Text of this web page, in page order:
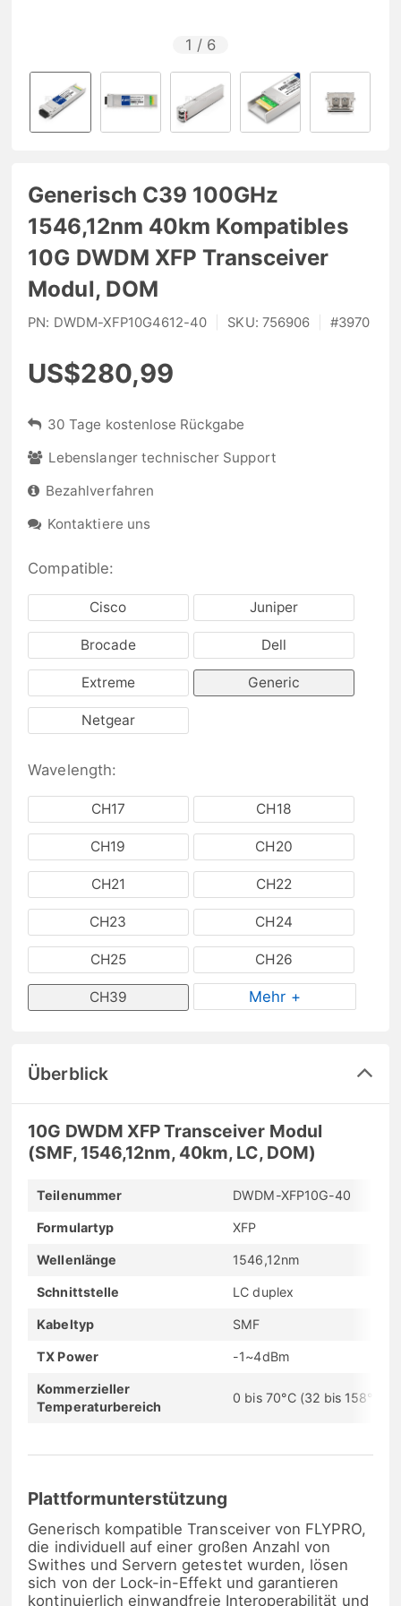
1 / 6
Generisch C39 100GHz
1546,12nm 40km Kompatibles
10G DWDM XFP Transceiver
Modul, DOM
PN: DWDM-XFP10G4612-40 SKU: 756906 #3970
US$280,99
30 Tage kostenlose Rückgabe
Lebenslanger technischer Support
Bezahlverfahren
Kontaktiere uns
Compatible:
Cisco Juniper
Brocade Dell
Extreme Generic
Netgear
Wavelength:
CH17 CH18
CH19 CH20
CH21 CH22
CH23 CH24
CH25 CH26
CH39 Mehr +
Überblick
10G DWDM XFP Transceiver Modul
(SMF, 1546,12nm, 40km, LC, DOM)
Teilenummer DWDM-XFP10G-40
Formulartyp XFP
Wellenlänge 1546,12nm
Schnittstelle LC duplex
Kabeltyp SMF
TX Power -1~4dBm
Kommerzieller
Temperaturbereich
0 bis 70°C (32 bis 158°F)
Plattformunterstützung
Generisch kompatible Transceiver von FLYPRO,
die individuell auf einer großen Anzahl von
Swithes und Servern getestet wurden, lösen
sich von der Lock-in-Effekt und garantieren
kontinuierlich einwandfreie Interoperabilität und